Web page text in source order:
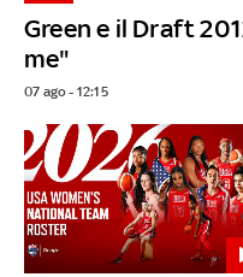
Green e il Draft
me"
07 ago - 12:15